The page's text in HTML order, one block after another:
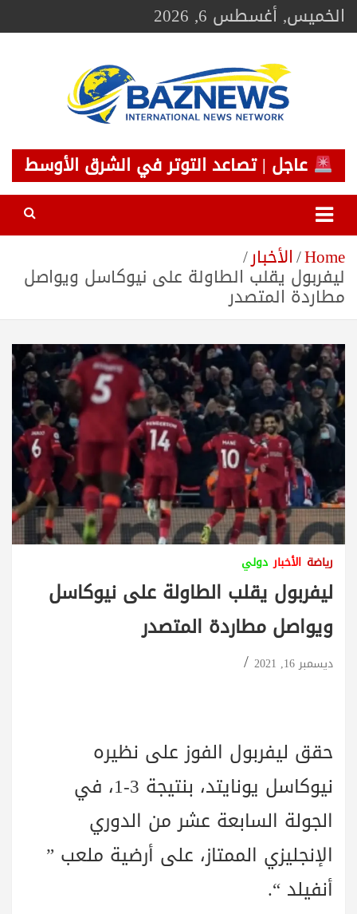
Skip
toالخميس, أغسطس 6, 2026
BAZNEWS
شبكة باز الإخبارية
عاجل | تصاعد التوتر في الشرق الأوسط
Home الأخبار
ليفربول يقلب الطاولة على نيوكاسل ويواصل
مطاردة المتصدر
رياضة الأخبار دولي
ليفربول يقلب الطاولة على نيوكاسل
ويواصل مطاردة المتصدر
ديسمبر 16, 2021
حقق ليفربول الفوز على نظيره
نيوكاسل يونايتد، بنتيجة 3-1، في
الجولة السابعة عشر من الدوري
الإنجليزي الممتاز، على أرضية ملعب ”
أنفيلد “.